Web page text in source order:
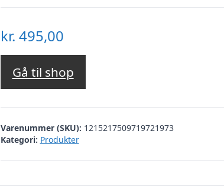
kr. 495,00
Gå til shop
Varenummer (SKU): 1215217509719721973
Kategori: Produkter